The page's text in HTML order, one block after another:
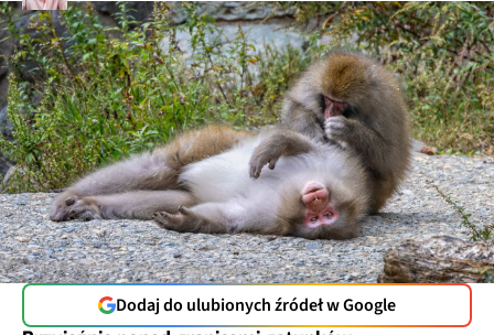
Dodaj do ulubionych źródeł w Google